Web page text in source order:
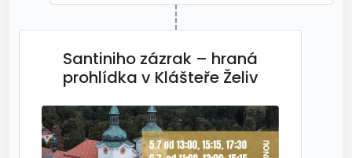
Santiniho zázrak – hraná
prohlídka v Klášteře Želiv